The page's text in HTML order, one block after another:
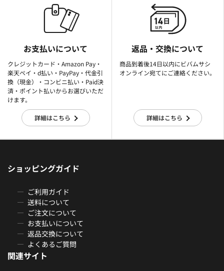
お支払いについて
クレジットカード・Amazon Pay・
楽天ぺイ・d払い・PayPay・代金引
換（現金）・コンビニ払い・Paid決
済・ポイント払いからお選びいただ
けます。
詳細はこちら
返品・交換について
商品到着後14日以内にビバムサシ
オンライン宛てにご連絡ください。
詳細はこちら
ショッピングガイド
ご利用ガイド
送料について
ご注文について
お支払いについて
返品交換について
よくあるご質問
関連サイト